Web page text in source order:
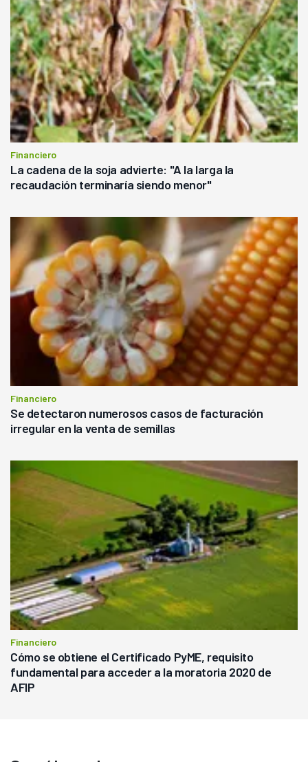
Financiero
La cadena de la soja advierte: "A la larga la
recaudación terminaría siendo menor"
Financiero
Se detectaron numerosos casos de facturación
irregular en la venta de semillas
Financiero
Cómo se obtiene el Certificado PyME, requisito
fundamental para acceder a la moratoria 2020 de
AFIP